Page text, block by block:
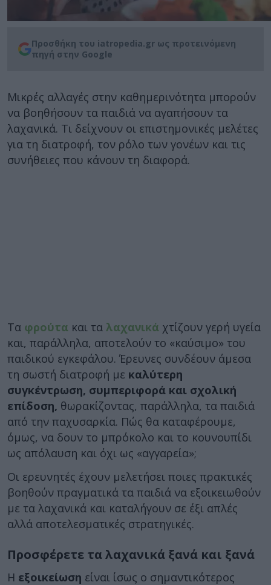
Προσθήκη του iatropedia.gr ως προτεινόμενη
πηγή στην Google
Μικρές αλλαγές στην καθημερινότητα μπορούν
να βοηθήσουν τα παιδιά να αγαπήσουν τα
λαχανικά. Τι δείχνουν οι επιστημονικές μελέτες
για τη διατροφή, τον ρόλο των γονέων και τις
συνήθειες που κάνουν τη διαφορά.
Τα φρούτα και τα λαχανικά χτίζουν γερή υγεία
και, παράλληλα, αποτελούν το «καύσιμο» του
παιδικού εγκεφάλου. Έρευνες συνδέουν άμεσα
τη σωστή διατροφή με καλύτερη
συγκέντρωση, συμπεριφορά και σχολική
επίδοση, θωρακίζοντας, παράλληλα, τα παιδιά
από την παχυσαρκία. Πώς θα καταφέρουμε,
όμως, να δουν το μπρόκολο και το κουνουπίδι
ως απόλαυση και όχι ως «αγγαρεία»;
Οι ερευνητές έχουν μελετήσει ποιες πρακτικές
βοηθούν πραγματικά τα παιδιά να εξοικειωθούν
με τα λαχανικά και καταλήγουν σε έξι απλές
αλλά αποτελεσματικές στρατηγικές.
Προσφέρετε τα λαχανικά ξανά και ξανά
Η εξοικείωση είναι ίσως ο σημαντικότερος